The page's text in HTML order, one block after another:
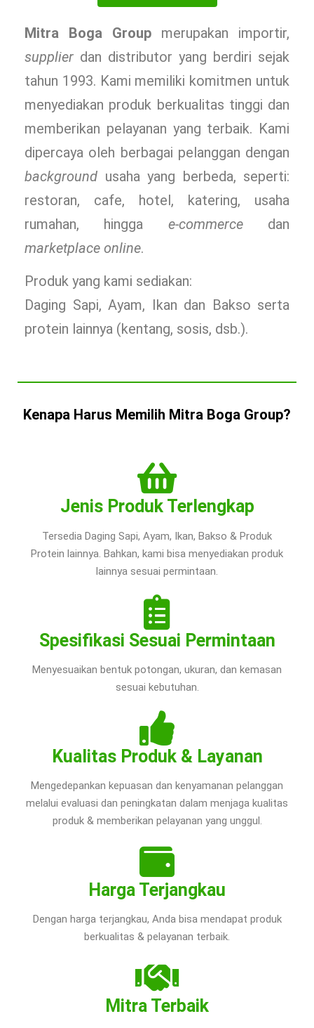
Mitra Boga Group merupakan importir,
supplier dan distributor yang berdiri sejak
tahun 1993. Kami memiliki komitmen untuk
menyediakan produk berkualitas tinggi dan
memberikan pelayanan yang terbaik. Kami
dipercaya oleh berbagai pelanggan dengan
background usaha yang berbeda, seperti:
restoran, cafe, hotel, katering, usaha
rumahan, hingga e-commercedan
marketplace online.
Produk yang kami sediakan:
Daging Sapi, Ayam, Ikan dan Bakso serta
protein lainnya (kentang, sosis, dsb.).
Kenapa Harus Memilih Mitra Boga Group?
Jenis Produk Terlengkap
Tersedia Daging Sapi, Ayam, Ikan, Bakso & Produk
Protein lainnya. Bahkan, kami bisa menyediakan produk
lainnya sesuai permintaan.
Spesifikasi Sesuai Permintaan
Menyesuaikan bentuk potongan, ukuran, dan kemasan
sesuai kebutuhan.
Kualitas Produk & Layanan
Mengedepankan kepuasan dan kenyamanan pelanggan
melalui evaluasi dan peningkatan dalam menjaga kualitas
produk & memberikan pelayanan yang unggul.
Harga Terjangkau
Dengan harga terjangkau, Anda bisa mendapat produk
berkualitas & pelayanan terbaik.
Mitra Terbaik